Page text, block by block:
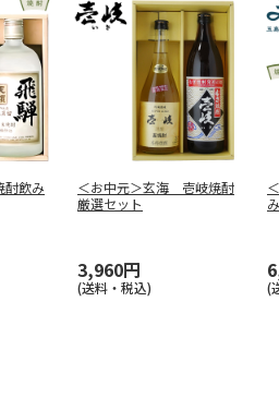
酎飲み
＜お中元＞玄海 壱岐焼酎
厳選セット
3,960円
(送料・税込) (